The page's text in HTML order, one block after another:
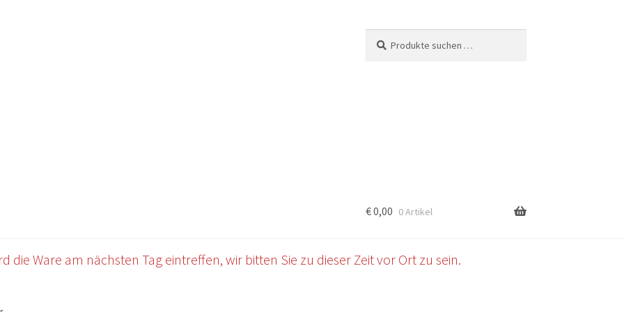
nach:
E-COMMERCE ImpressumKasseMein KontoWarenkorb
€0,00 0 Artikel
die Ware am nächsten Tag eintreffen, wir bitten Sie zu dieser Zeit vor Ort zu sein.